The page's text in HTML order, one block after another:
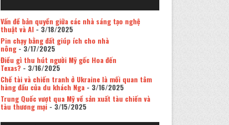
Vấn đề bản quyền giữa các nhà sáng tạo nghệ
thuật và AI- 3/18/2025
Pin chạy bằng đất giúp ích cho nhà
nông- 3/17/2025
Điều gì thu hút người Mỹ gốc Hoa đến
Texas?- 3/16/2025
Chế tài và chiến tranh ở Ukraine là mối quan tâm
hàng đầu của du khách Nga- 3/16/2025
Trung Quốc vượt qua Mỹ về sản xuất tàu chiến và
tàu thương mại- 3/15/2025